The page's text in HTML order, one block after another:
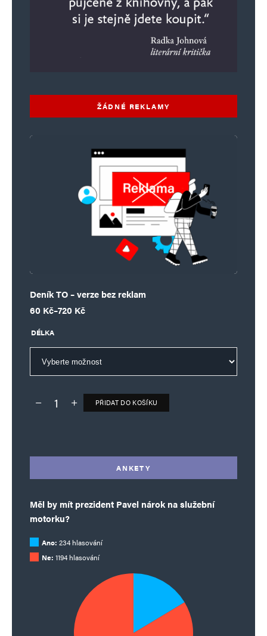
ŽÁDNÉ REKLAMY
Deník TO – verze bez reklam
60 Kč–720 Kč
Rozpětí cen: 60 Kč až 720 Kč
DÉLKA
Deník TO – verze bez reklam množství
PŘIDAT DO KOŠÍKU
ANKETY
Měl by mít prezident Pavel nárok na služební
motorku?
Ano: 234 hlasování
Ne: 1194 hlasování